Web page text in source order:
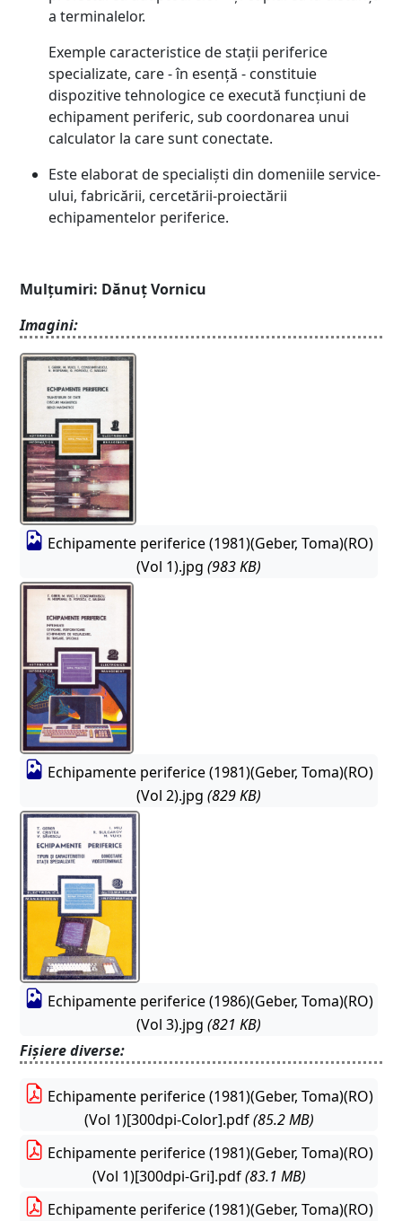
a terminalelor.
Exemple caracteristice de stații periferice
specializate, care - în esență - constituie
dispozitive tehnologice ce execută funcțiuni de
echipament periferic, sub coordonarea unui
calculator la care sunt conectate.
Este elaborat de specialiști din domeniile service-
ului, fabricării, cercetării-proiectării
echipamentelor periferice.
Mulțumiri: Dănuț Vornicu
Imagini:
Echipamente periferice (1981)(Geber, Toma)(RO)
(Vol 1).jpg (983 KB)
Echipamente periferice (1981)(Geber, Toma)(RO)
(Vol 2).jpg (829 KB)
Echipamente periferice (1986)(Geber, Toma)(RO)
(Vol 3).jpg (821 KB)
Fișiere diverse:
Echipamente periferice (1981)(Geber, Toma)(RO)
(Vol 1)[300dpi-Color].pdf(85.2 MB)
Echipamente periferice (1981)(Geber, Toma)(RO)
(Vol 1)[300dpi-Gri].pdf(83.1 MB)
Echipamente periferice (1981)(Geber, Toma)(RO)